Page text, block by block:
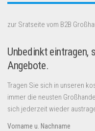
zur Sratseite vom B2B
Unbedinkt eintragen,
Angebote.
Tragen Sie sich in unseren
immer die neusten
sich jederzeit wieder
Vorname u. Nachname